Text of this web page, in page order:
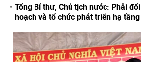
Tổng Bí thư, Chủ tịch nước: Phải
hoạch và tổ chức phát triển hạ tầng